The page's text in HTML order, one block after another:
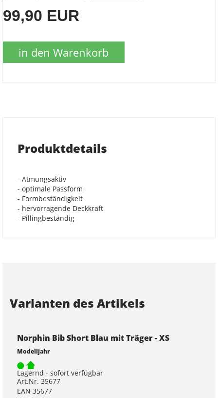
99,90 EUR
in den Warenkorb
Produktdetails
- Atmungsaktiv
- optimale Passform
- Formbeständigkeit
- hervorragende Deckkraft
- Pillingbeständig
Varianten des Artikels
Norphin Bib Short Blau mit Träger - XS
Modelljahr
Lagernd - sofort verfügbar
Art.Nr. 35677
EAN 35677